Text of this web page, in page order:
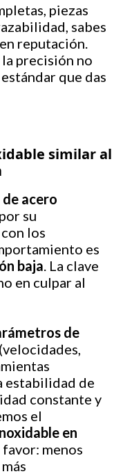
piezas
sabes
reputación.
precisión no
que das
similar al
acero
su
los
es
baja. La clave
en culpar al
de
(velocidades,
estabilidad de
constante y
el
en
favor: menos